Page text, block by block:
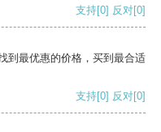
支持[0] 反对[0]
到最优惠的价格，买到最合适
支持[0] 反对[0]